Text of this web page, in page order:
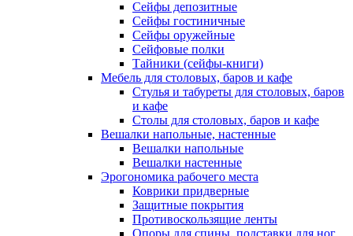
Сейфы депозитные
Сейфы гостиничные
Сейфы оружейные
Сейфовые полки
Тайники (сейфы-книги)
Мебель для столовых, баров и кафе
Стулья и табуреты для столовых, баров
и кафе
Столы для столовых, баров и кафе
Вешалки напольные, настенные
Вешалки напольные
Вешалки настенные
Эрогономика рабочего места
Коврики придверные
Защитные покрытия
Противоскользящие ленты